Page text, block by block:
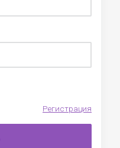
Регистрация